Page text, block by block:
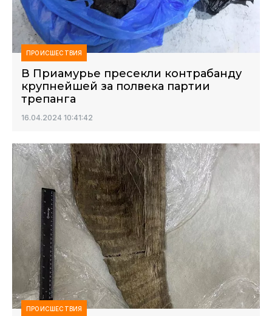
ПРОИСШЕСТВИЯ
В Приамурье пресекли контрабанду
крупнейшей за полвека партии
трепанга
16.04.2024 10:41:42
ПРОИСШЕСТВИЯ